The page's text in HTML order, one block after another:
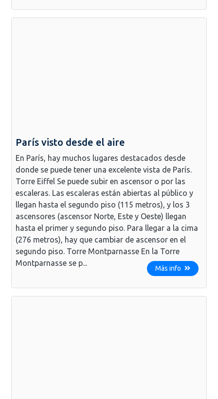
París visto desde el aire
En París, hay muchos lugares destacados desde
donde se puede tener una excelente vista de París.
Torre Eiffel Se puede subir en ascensor o por las
escaleras. Las escaleras están abiertas al público y
llegan hasta el segundo piso (115 metros), y los 3
ascensores (ascensor Norte, Este y Oeste) llegan
hasta el primer y segundo piso. Para llegar a la cima
(276 metros), hay que cambiar de ascensor en el
segundo piso. Torre Montparnasse En la Torre
Montparnasse se p...
Más info